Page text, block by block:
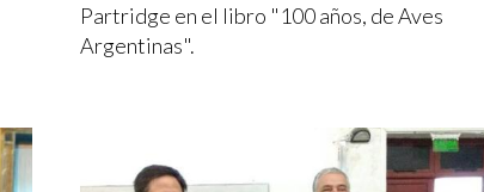
Partridge en el libro "100 años, de Aves
Argentinas".